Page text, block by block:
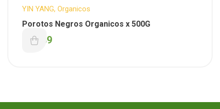
YIN YANG, Organicos
Porotos Negros Organicos x 500G
3.639